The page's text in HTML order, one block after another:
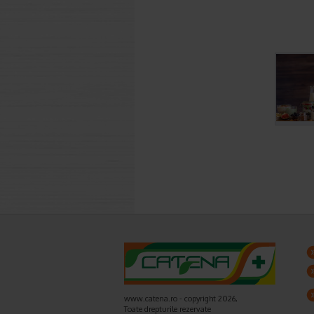
www.catena.ro - copyright 2026,
Toate drepturile rezervate